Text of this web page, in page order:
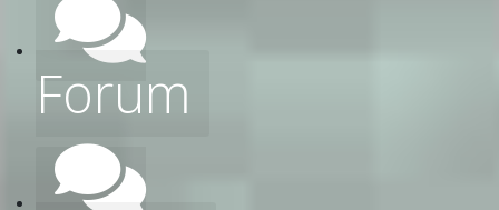
Forum